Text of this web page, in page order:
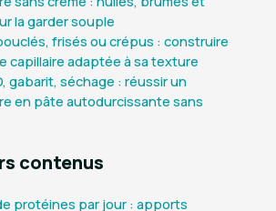
la garder souple
frisés ou crépus : construire
capillaire adaptée à sa texture
gabarit, séchage : réussir un
en pâte autodurcissante sans
contenus
protéines par jour : apports